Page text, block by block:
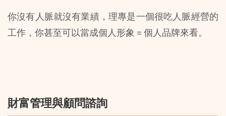
你沒有人脈就沒有業績，理專是一個很吃人脈經營的
工作，你甚至可以當成個人形象 = 個人品牌來看。
財富管理與顧問諮詢